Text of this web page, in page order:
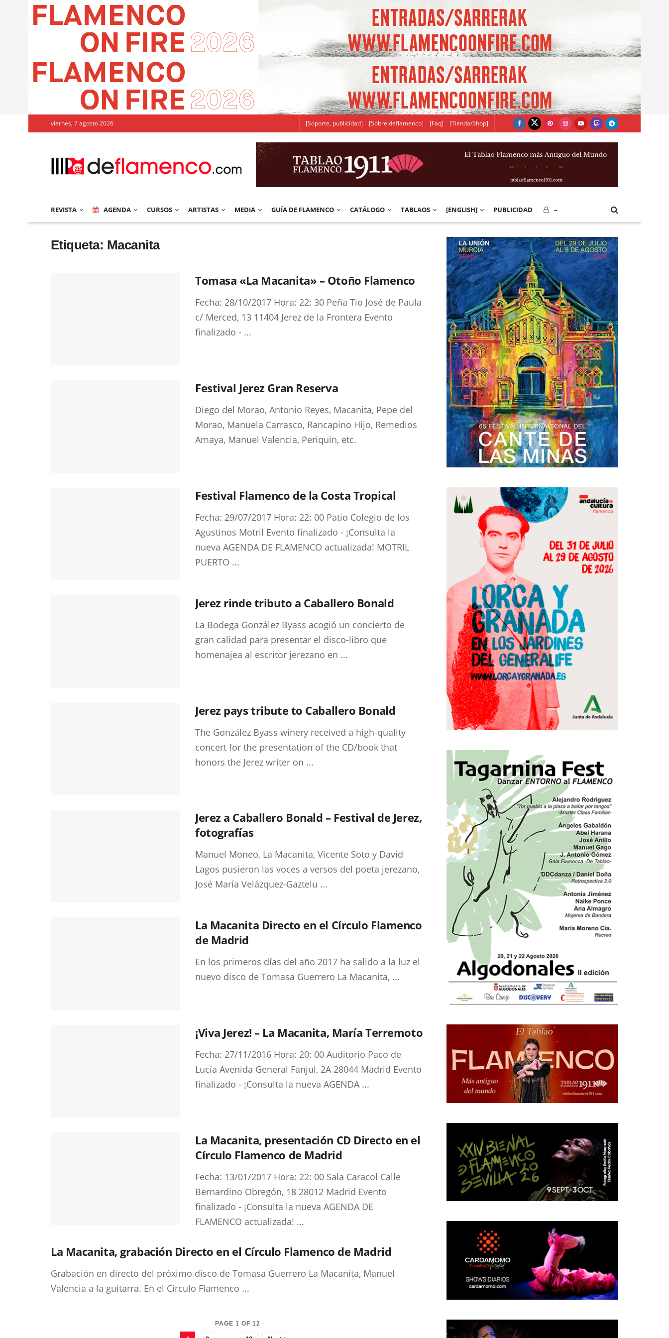
viernes, 7 agosto 2026 [Soporte, publicidad] [Sobre deflamenco] [Faq] [Tienda/Shop]
REVISTA AGENDA CURSOS ARTISTAS MEDIA GUÍA DE FLAMENCO CATÁLOGO TABLAOS [ENGLISH] PUBLICIDAD –
Etiqueta: Macanita
Tomasa «La Macanita» – Otoño Flamenco
Fecha: 28/10/2017 Hora: 22: 30 Peña Tio José de Paula
c/ Merced, 13 11404 Jerez de la Frontera Evento
finalizado - ...
Festival Jerez Gran Reserva
Diego del Morao, Antonio Reyes, Macanita, Pepe del
Morao, Manuela Carrasco, Rancapino Hijo, Remedios
Amaya, Manuel Valencia, Periquin, etc.
Festival Flamenco de la Costa Tropical
Fecha: 29/07/2017 Hora: 22: 00 Patio Colegio de los
Agustinos Motril Evento finalizado - ¡Consulta la
nueva AGENDA DE FLAMENCO actualizada! MOTRIL
PUERTO ...
Jerez rinde tributo a Caballero Bonald
La Bodega González Byass acogió un concierto de
gran calidad para presentar el disco-libro que
homenajea al escritor jerezano en ...
Jerez pays tribute to Caballero Bonald
The González Byass winery received a high-quality
concert for the presentation of the CD/book that
honors the Jerez writer on ...
Jerez a Caballero Bonald – Festival de Jerez,
fotografías
Manuel Moneo, La Macanita, Vicente Soto y David
Lagos pusieron las voces a versos del poeta jerezano,
José María Velázquez-Gaztelu ...
La Macanita Directo en el Círculo Flamenco
de Madrid
En los primeros días del año 2017 ha salido a la luz el
nuevo disco de Tomasa Guerrero La Macanita, ...
¡Viva Jerez! – La Macanita, María Terremoto
Fecha: 27/11/2016 Hora: 20: 00 Auditorio Paco de
Lucía Avenida General Fanjul, 2A 28044 Madrid Evento
finalizado - ¡Consulta la nueva AGENDA ...
La Macanita, presentación CD Directo en el
Círculo Flamenco de Madrid
Fecha: 13/01/2017 Hora: 22: 00 Sala Caracol Calle
Bernardino Obregón, 18 28012 Madrid Evento
finalizado - ¡Consulta la nueva AGENDA DE
FLAMENCO actualizada! ...
La Macanita, grabación Directo en el Círculo Flamenco de Madrid
Grabación en directo del próximo disco de Tomasa Guerrero La Macanita, Manuel
Valencia a la guitarra. En el Círculo Flamenco ...
PAGE 1 OF 12